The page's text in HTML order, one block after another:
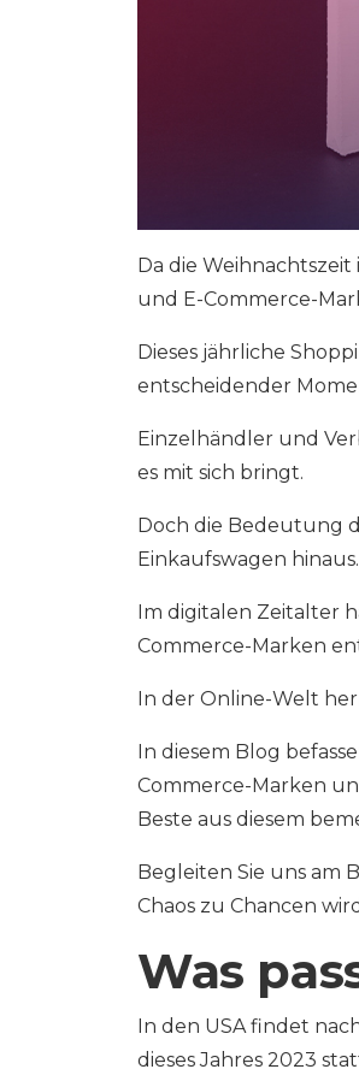
Da die
und E-Commerce-
Dieses jährliche
entscheidender
Einzelhändler und
es mit sich bringt.
Doch die Bedeutung
Einkaufswagen hinaus.
Im digitalen Zeitalter
Commerce-Marken
In der Online-Welt
In diesem Blog
Commerce-Marken
Beste aus diesem
Begleiten Sie uns am
Chaos zu Chancen
Was
In den USA findet
dieses Jahres 2023